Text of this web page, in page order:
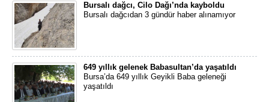
Bursalı dağcı, Cilo Dağı’nda kayboldu
Bursalı dağcıdan 3 gündür haber alınamıyor
649 yıllık gelenek Babasultan’da yaşatıldı
Bursa’da 649 yıllık Geyikli Baba geleneği
yaşatıldı